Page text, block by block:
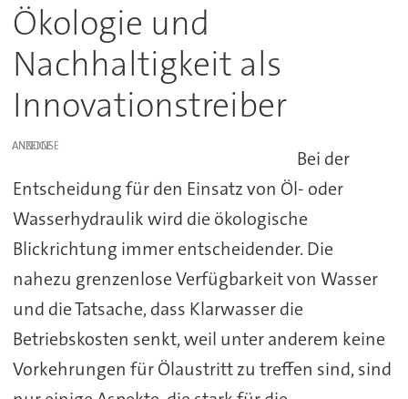
Ökologie und
Nachhaltigkeit als
Innovationstreiber
ANZEIGE
Bei der
Entscheidung für den Einsatz von Öl- oder
Wasserhydraulik wird die ökologische
Blickrichtung immer entscheidender. Die
nahezu grenzenlose Verfügbarkeit von Wasser
und die Tatsache, dass Klarwasser die
Betriebskosten senkt, weil unter anderem keine
Vorkehrungen für Ölaustritt zu treffen sind, sind